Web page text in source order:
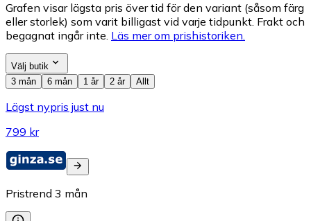
Grafen visar lägsta pris över tid för den variant (såsom färg
eller storlek) som varit billigast vid varje tidpunkt. Frakt och
begagnat ingår inte. Läs mer om prishistoriken.
Välj butik
3 mån
6 mån 1 år 2 år Allt
Lägst nypris just nu
799 kr
Pristrend 3 mån